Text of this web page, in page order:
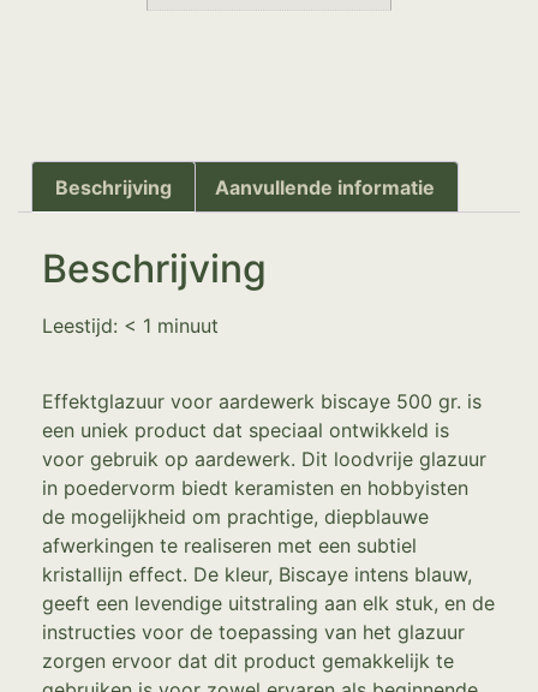
Beschrijving Aanvullende informatie
Beschrijving
Leestijd: < 1 minuut
Effektglazuur voor aardewerk biscaye 500 gr. is
een uniek product dat speciaal ontwikkeld is
voor gebruik op aardewerk. Dit loodvrije glazuur
in poedervorm biedt keramisten en hobbyisten
de mogelijkheid om prachtige, diepblauwe
afwerkingen te realiseren met een subtiel
kristallijn effect. De kleur, Biscaye intens blauw,
geeft een levendige uitstraling aan elk stuk, en de
instructies voor de toepassing van het glazuur
zorgen ervoor dat dit product gemakkelijk te